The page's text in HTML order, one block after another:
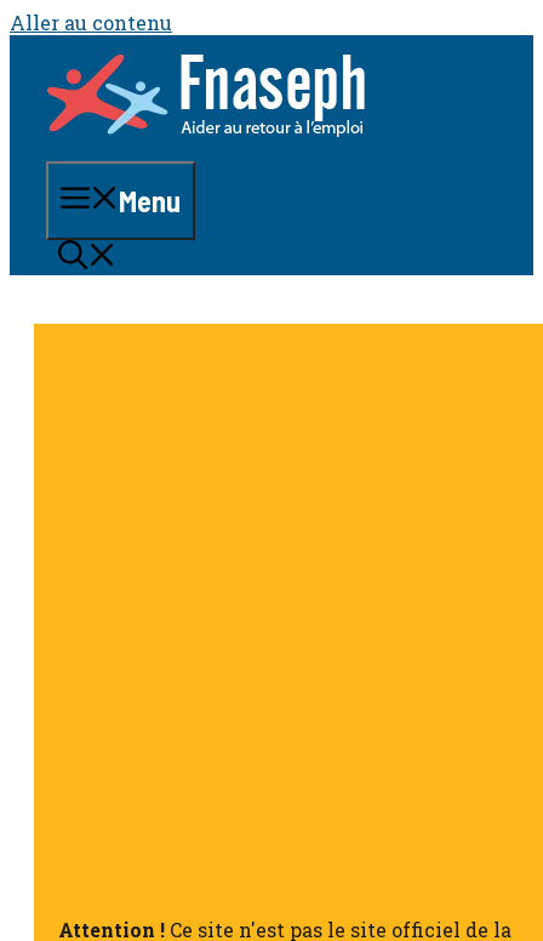
Aller au contenu
Menu
Attention ! Ce site n'est pas le site officiel de la